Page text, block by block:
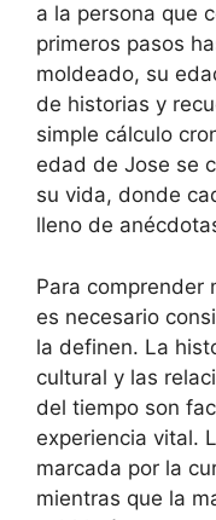
a la persona que
primeros pasos
moldeado, su
de historias y
simple cálculo
edad de Jose se
su vida, donde
lleno de
Para comprender
es necesario
la definen. La
cultural y las
del tiempo son
experiencia vital.
marcada por la
mientras que la